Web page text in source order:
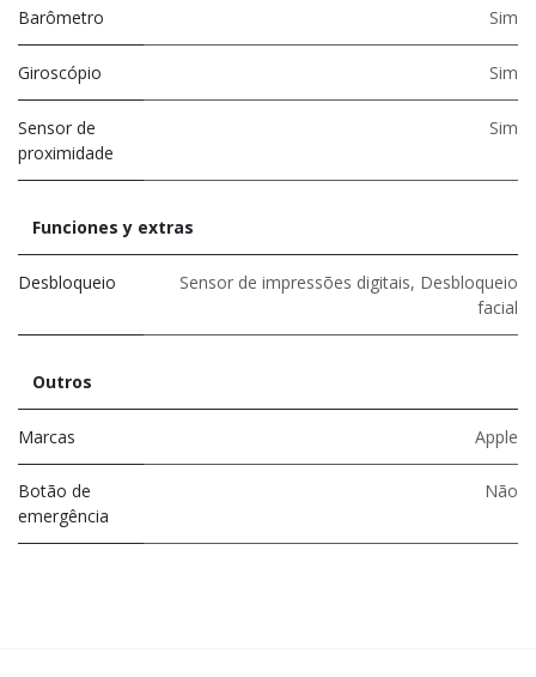
Barômetro Sim
Giroscópio Sim
Sensor de
proximidade
Sim
Funciones y extras
Desbloqueio Sensor de impressões digitais, Desbloqueio
facial
Outros
Marcas Apple
Botão de
emergência
Não